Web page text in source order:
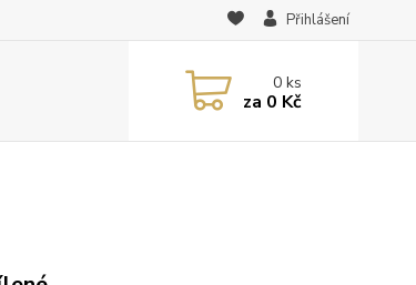
Přihlášení
0ks
za 0 Kč